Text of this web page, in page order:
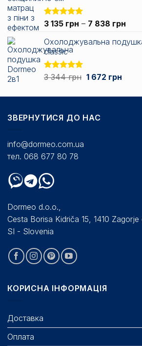
Оцінено в
з 5
3 135 грн – 7 838 грн
від
838
Охолоджувальна
classic
Оцінено в
3 344грн Оригінальна
3
1 672 грн
1
ЗВЕРНУТИСЯ ДО НАС
info@dormeo.com.ua
тел. 068 677 80 78
Dormeo d.o.o.,
Cesta Borisa Kidriča 15, 1410
SI - Slovenia
КОРИСНА ІНФОРМАЦІЯ
Доставка
Оплата